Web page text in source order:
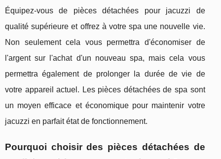
Équipez-vous de pièces détachées pour jacuzzi de
qualité supérieure et offrez à votre spa une nouvelle vie.
Non seulement cela vous permettra d'économiser de
l'argent sur l'achat d'un nouveau spa, mais cela vous
permettra également de prolonger la durée de vie de
votre appareil actuel. Les pièces détachées de spa sont
un moyen efficace et économique pour maintenir votre
jacuzzi en parfait état de fonctionnement.
Pourquoi choisir des pièces détachées de